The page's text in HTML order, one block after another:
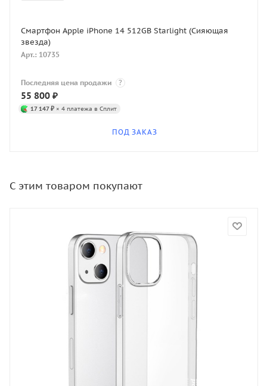
Смартфон Apple iPhone 14 512GB Starlight (Сияющая
звезда)
Арт.: 10735
Последняя цена продажи ?
55 800 ₽
17 147 ₽ × 4 платежа в Сплит
ПОД ЗАКАЗ
С этим товаром покупают